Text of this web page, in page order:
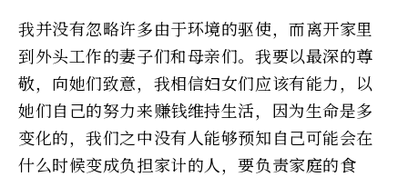
我并没有忽略许多由于环境的驱使，而离开家里
到外头工作的妻子们和母亲们。我要以最深的尊
敬，向她们致意，我相信妇女们应该有能力，以
她们自己的努力来赚钱维持生活，因为生命是多
变化的，我们之中没有人能够预知自己可能会在
什么时候变成负担家计的人，要负责家庭的食